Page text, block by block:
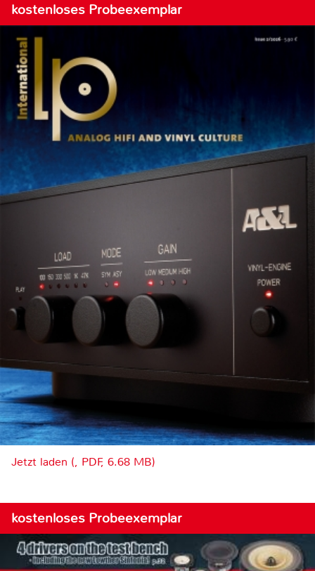
kostenloses Probeexemplar
Jetzt laden (, PDF, 6.68 MB)
kostenloses Probeexemplar